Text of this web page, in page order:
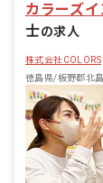
カラーズ
士の求人
株式会社COLORS
徳島県/板野郡北